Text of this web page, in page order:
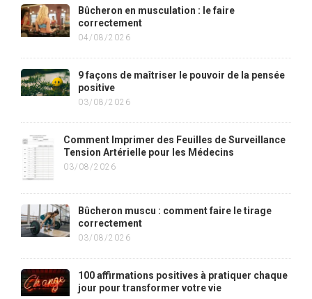
Bûcheron en musculation : le faire
correctement
04/08/2026
9 façons de maîtriser le pouvoir de la pensée
positive
03/08/2026
Comment Imprimer des Feuilles de Surveillance
Tension Artérielle pour les Médecins
03/08/2026
Bûcheron muscu : comment faire le tirage
correctement
03/08/2026
100 affirmations positives à pratiquer chaque
jour pour transformer votre vie